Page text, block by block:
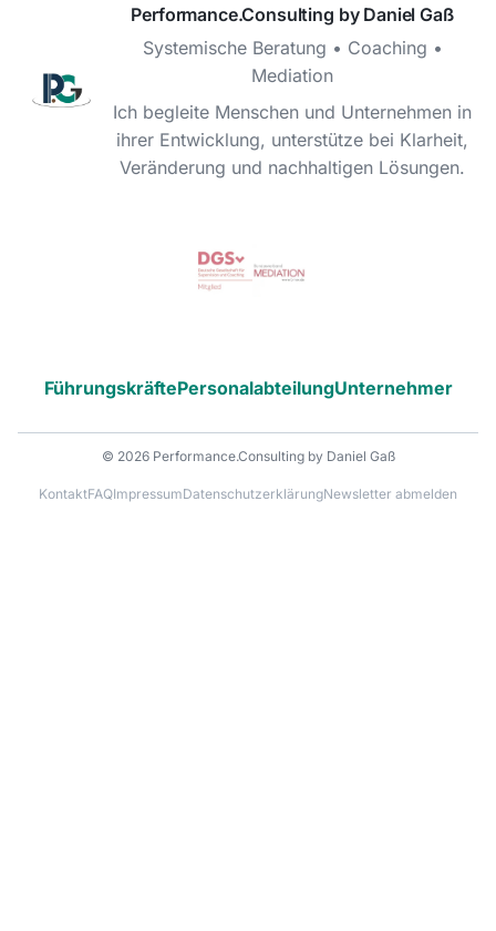
Performance.Consulting by Daniel Gaß
Systemische Beratung • Coaching •
Mediation
Ich begleite Menschen und Unternehmen in
ihrer Entwicklung, unterstütze bei Klarheit,
Veränderung und nachhaltigen Lösungen.
FührungskräftePersonalabteilungUnternehmer
© 2026 Performance.Consulting by Daniel Gaß
KontaktFAQImpressumDatenschutzerklärungNewsletter abmelden